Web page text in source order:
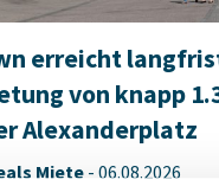
erreicht
von knapp
Alexanderplatz
Miete - 06.08.2026